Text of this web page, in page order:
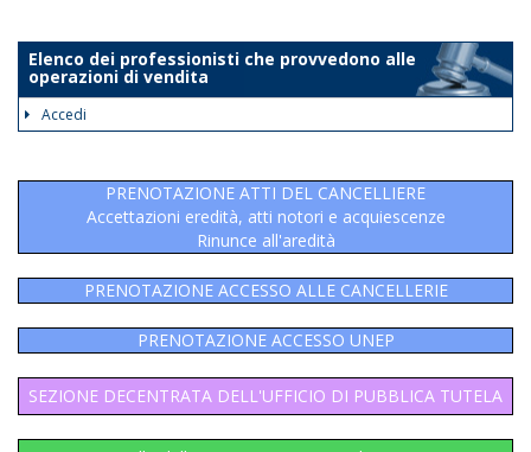
Elenco dei professionisti che provvedono alle
operazioni di vendita
Accedi
PRENOTAZIONE ATTI DEL CANCELLIERE
Accettazioni eredità, atti notori e acquiescenze
Rinunce all'aredità
PRENOTAZIONE ACCESSO ALLE CANCELLERIE
PRENOTAZIONE ACCESSO UNEP
SEZIONE DECENTRATA DELL'UFFICIO DI PUBBLICA TUTELA